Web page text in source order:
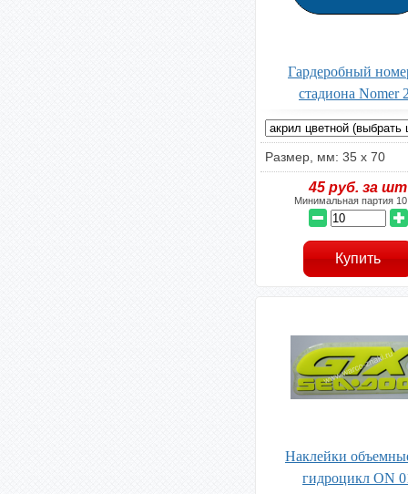
Гардеробный
стадиона Nomer
Размер, мм: 35 x 70
45 руб. за шт
Минимальная партия
Наклейки
гидроцикл ON